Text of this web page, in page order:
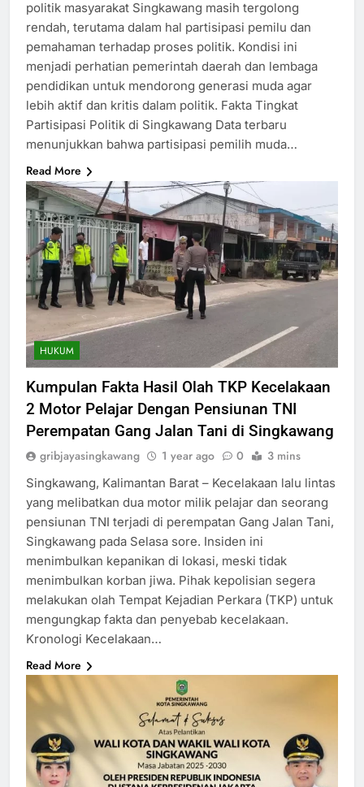
politik masyarakat Singkawang masih tergolong
rendah, terutama dalam hal partisipasi pemilu dan
pemahaman terhadap proses politik. Kondisi ini
menjadi perhatian pemerintah daerah dan lembaga
pendidikan untuk mendorong generasi muda agar
lebih aktif dan kritis dalam politik. Fakta Tingkat
Partisipasi Politik di Singkawang Data terbaru
menunjukkan bahwa partisipasi pemilih muda…
Read More
HUKUM
Kumpulan Fakta Hasil Olah TKP Kecelakaan
2 Motor Pelajar Dengan Pensiunan TNI
Perempatan Gang Jalan Tani di Singkawang
gribjayasingkawang 1 year ago 0 3 mins
Singkawang, Kalimantan Barat – Kecelakaan lalu lintas
yang melibatkan dua motor milik pelajar dan seorang
pensiunan TNI terjadi di perempatan Gang Jalan Tani,
Singkawang pada Selasa sore. Insiden ini
menimbulkan kepanikan di lokasi, meski tidak
menimbulkan korban jiwa. Pihak kepolisian segera
melakukan olah Tempat Kejadian Perkara (TKP) untuk
mengungkap fakta dan penyebab kecelakaan.
Kronologi Kecelakaan…
Read More